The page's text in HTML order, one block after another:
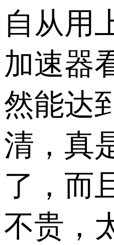
自从用
加速器
然能达
清，真
了，而
不贵，